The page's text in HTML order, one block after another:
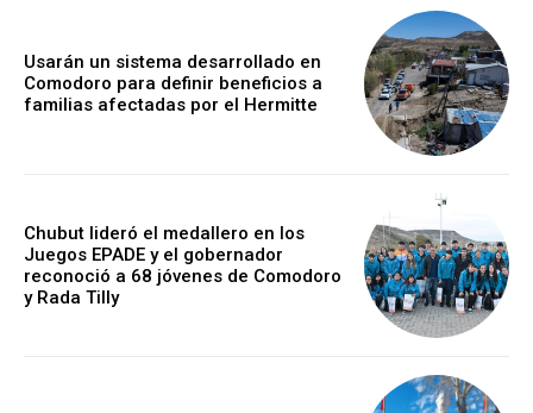
Usarán un sistema desarrollado en
Comodoro para definir beneficios a
familias afectadas por el Hermitte
Chubut lideró el medallero en los
Juegos EPADE y el gobernador
reconoció a 68 jóvenes de Comodoro
y Rada Tilly